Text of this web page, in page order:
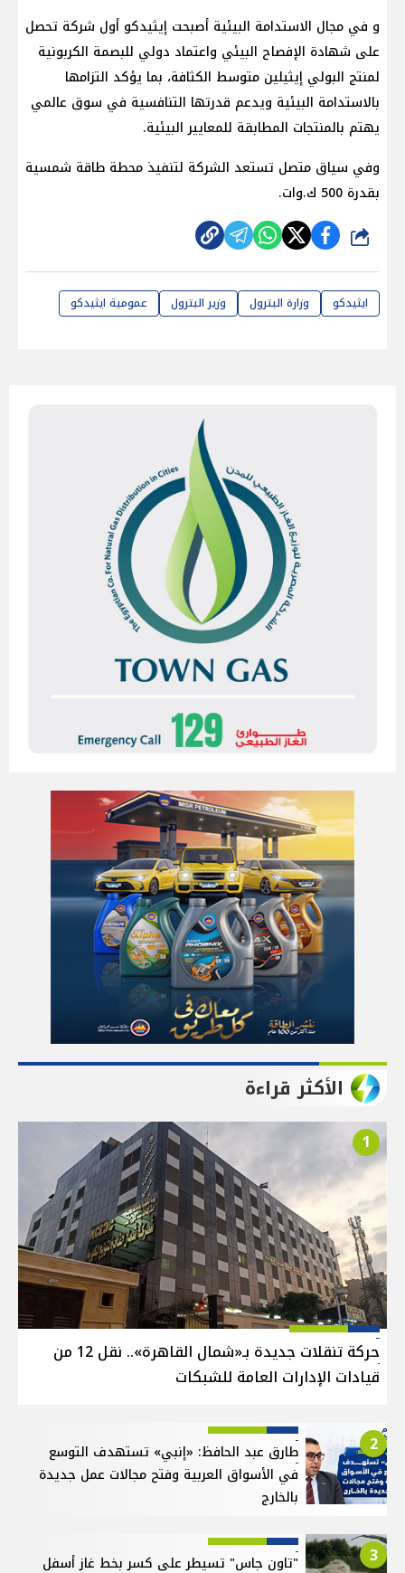
و في مجال الاستدامة البيئية أصبحت إيثيدكو أول شركة تحصل
على شهادة الإفصاح البيئي واعتماد دولي للبصمة الكربونية
لمنتج البولي إيثيلين متوسط الكثافة، بما يؤكد التزامها
بالاستدامة البيئية ويدعم قدرتها التنافسية في سوق عالمي
يهتم بالمنتجات المطابقة للمعايير البيئية.
وفي سياق متصل تستعد الشركة لتنفيذ محطة طاقة شمسية
بقدرة 500 ك.وات.
شارك
ايثيدكو وزارة البترول وزير البترول عمومية ايثيدكو
الأكثر قراءة
1
حركة تنقلات جديدة بـ«شمال القاهرة».. نقل 12 من
قيادات الإدارات العامة للشبكات
2
طارق عبد الحافظ: «إنبي» تستهدف التوسع
في الأسواق العربية وفتح مجالات عمل جديدة
بالخارج
3 "تاون جاس" تسيطر على كسر بخط غاز أسفل